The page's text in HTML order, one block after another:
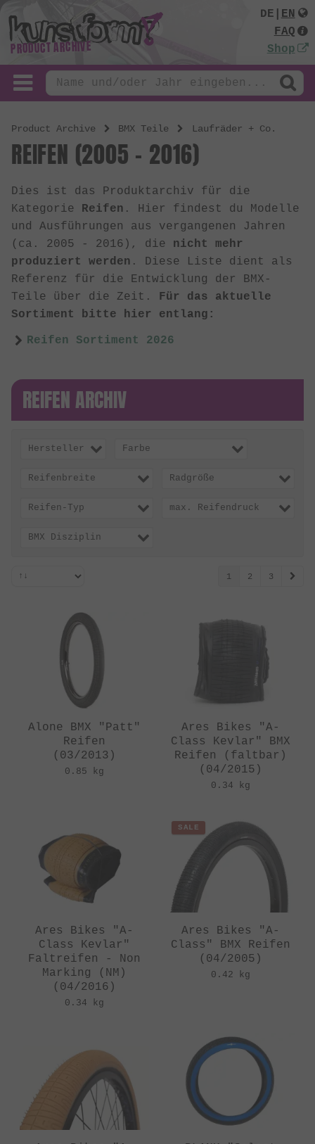
PRODUCT ARCHIVE
DE
EN
FAQ
Shop
Product Archive BMX Teile Laufräder + Co.
REIFEN (2005 - 2016)
Dies ist das Produktarchiv für die
Kategorie Reifen . Hier findest du Modelle
und Ausführungen aus vergangenen Jahren
(ca. 2005 - 2016), die nicht mehr
produziert werden . Diese Liste dient als
Referenz für die Entwicklung der BMX-
Teile über die Zeit. Für das aktuelle
Sortiment bitte hier entlang:
Reifen Sortiment 2026
REIFEN ARCHIV
Hersteller Farbe
Reifenbreite Radgröße
Reifen-Typ max. Reifendruck
BMX Disziplin
1 2 3
Alone BMX "Patt"
Reifen
(03/2013)
0.85 kg
Ares Bikes "A-
Class Kevlar" BMX
Reifen (faltbar)
(04/2015)
0.34 kg
Ares Bikes "A-
Class Kevlar"
Faltreifen - Non
Marking (NM)
(04/2016)
0.34 kg
SALE
Ares Bikes "A-
Class" BMX Reifen
(04/2005)
0.42 kg